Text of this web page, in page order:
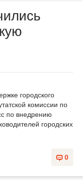
городского
комиссии по
по внедрению
городских
0